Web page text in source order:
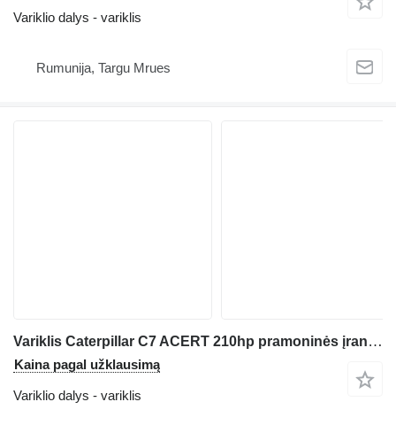
Variklio dalys - variklis
Rumunija, Targu Mrues
Variklis Caterpillar C7 ACERT 210hp pramoninės įrangos
Kaina pagal užklausimą
Variklio dalys - variklis